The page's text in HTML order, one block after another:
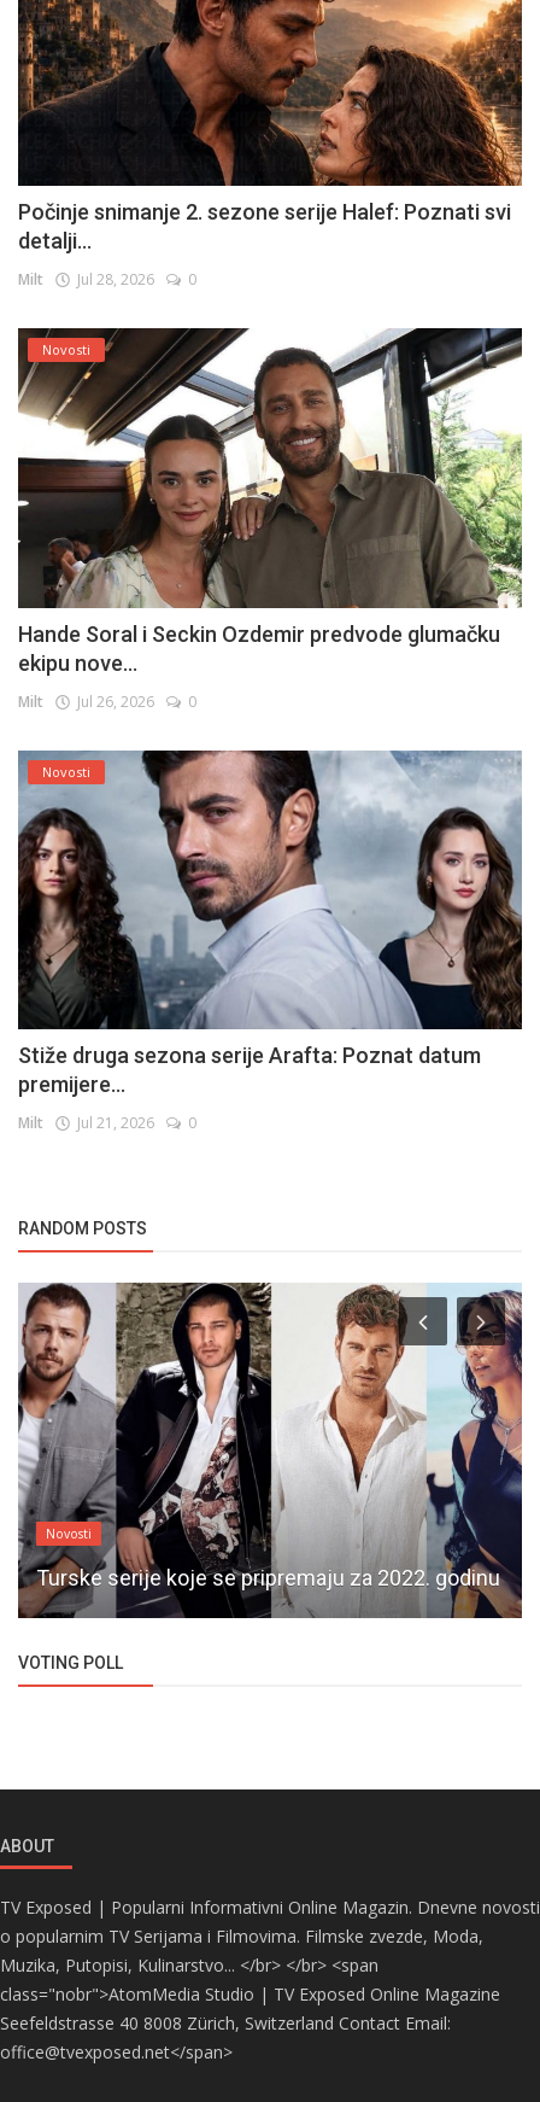
Počinje snimanje 2. sezone serije Halef: Poznati svi
detalji...
Milt Jul 28, 2026 0
Novosti
Hande Soral i Seckin Ozdemir predvode glumačku
ekipu nove...
Milt Jul 26, 2026 0
Novosti
Stiže druga sezona serije Arafta: Poznat datum
premijere...
Milt Jul 21, 2026 0
RANDOM POSTS
Novosti
Turske serije koje se pripremaju za 2022. godinu
VOTING POLL
ABOUT
TV Exposed | Popularni Informativni Online Magazin. Dnevne novosti
o popularnim TV Serijama i Filmovima. Filmske zvezde, Moda,
Muzika, Putopisi, Kulinarstvo... </br> </br> <span
class="nobr">AtomMedia Studio | TV Exposed Online Magazine
Seefeldstrasse 40 8008 Zürich, Switzerland Contact Email:
office@tvexposed.net</span>